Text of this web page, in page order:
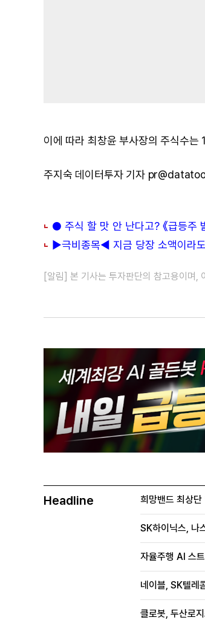
이에 따라 최창윤 부사장의 주식수
주지숙 데이터투자 기자
● 주식 할 맛 안 난다고? 《급등주
▶극비종목◀ 지금 당장 소액이라
[알림] 본 기사는 투자판단의 참고용이며,
Headline 희망밴드 최상
SK하이닉스, 나
자율주행 AI 스
네이블, SK텔레
클로봇, 두산로